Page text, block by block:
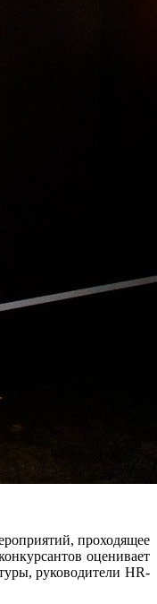
проходящее
оценивает
руководители HR-